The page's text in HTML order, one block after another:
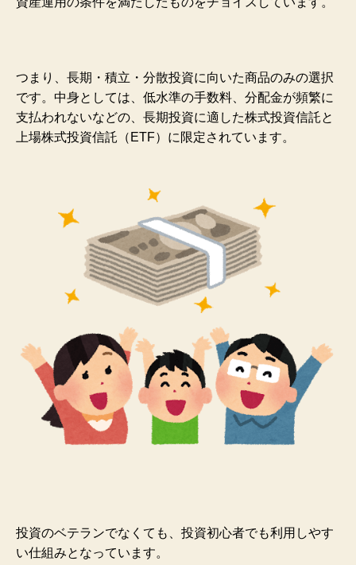
つまり、長期・積立・分散投資に向いた商品のみの選択
です。中身としては、低水準の手数料、分配金が頻繁に
支払われないなどの、長期投資に適した株式投資信託と
上場株式投資信託（ETF）に限定されています。
投資のベテランでなくても、投資初心者でも利用しやす
い仕組みとなっています。